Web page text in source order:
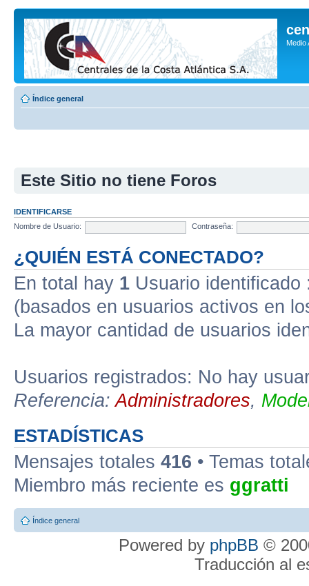
Medio
Índice general
Este Sitio no tiene Foros
IDENTIFICARSE
Nombre de Usuario:
Contraseña:
¿QUIÉN ESTÁ CONECTADO?
En total hay 1 Usuario
(basados en usuarios activos en
La mayor cantidad de usuarios
Usuarios registrados: No hay
Referencia:Administradores,
ESTADÍSTICAS
Mensajes totales 416 • Temas
Miembro más reciente es ggratti
Índice general
Powered by phpBB ©
Traducción al